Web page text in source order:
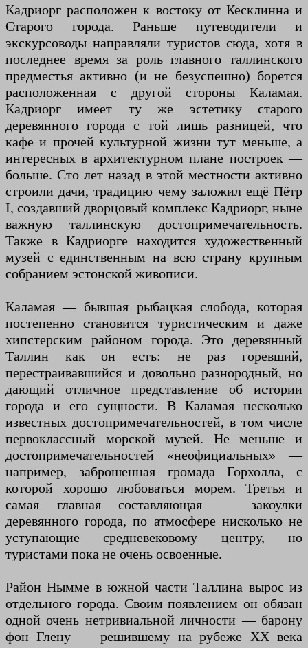
Кадриорг расположен к востоку от Кесклинна и
Старого города. Раньше путеводители и
экскурсоводы направляли туристов сюда, хотя в
последнее время за роль главного таллинского
предместья активно (и не безуспешно) борется
расположенная с другой стороны Каламая.
Кадриорг имеет ту же эстетику старого
деревянного города с той лишь разницей, что
кафе и прочей культурной жизни тут меньше, а
интересных в архитектурном плане построек —
больше. Сто лет назад в этой местности активно
строили дачи, традицию чему заложил ещё Пётр
I, создавший дворцовый комплекс Кадриорг, ныне
важную таллинскую достопримечательность.
Также в Кадриорге находится художественный
музей с единственным на всю страну крупным
собранием эстонской живописи.
Каламая — бывшая рыбацкая слобода, которая
постепенно становится туристическим и даже
хипстерским районом города. Это деревянный
Таллин как он есть: не раз горевший,
перестраивавшийся и довольно разнородный, но
дающий отличное представление об истории
города и его сущности. В Каламая несколько
известных достопримечательностей, в том числе
первоклассный морской музей. Не меньше и
достопримечательностей «неофициальных» —
например, заброшенная громада Горхолла, с
которой хорошо любоваться морем. Третья и
самая главная составляющая — закоулки
деревянного города, по атмосфере нисколько не
уступающие средневековому центру, но
туристами пока не очень освоенные.
Район Нымме в южной части Таллина вырос из
отдельного города. Своим появлением он обязан
одной очень нетривиальной личности — барону
фон Глену — решившему на рубеже XX века